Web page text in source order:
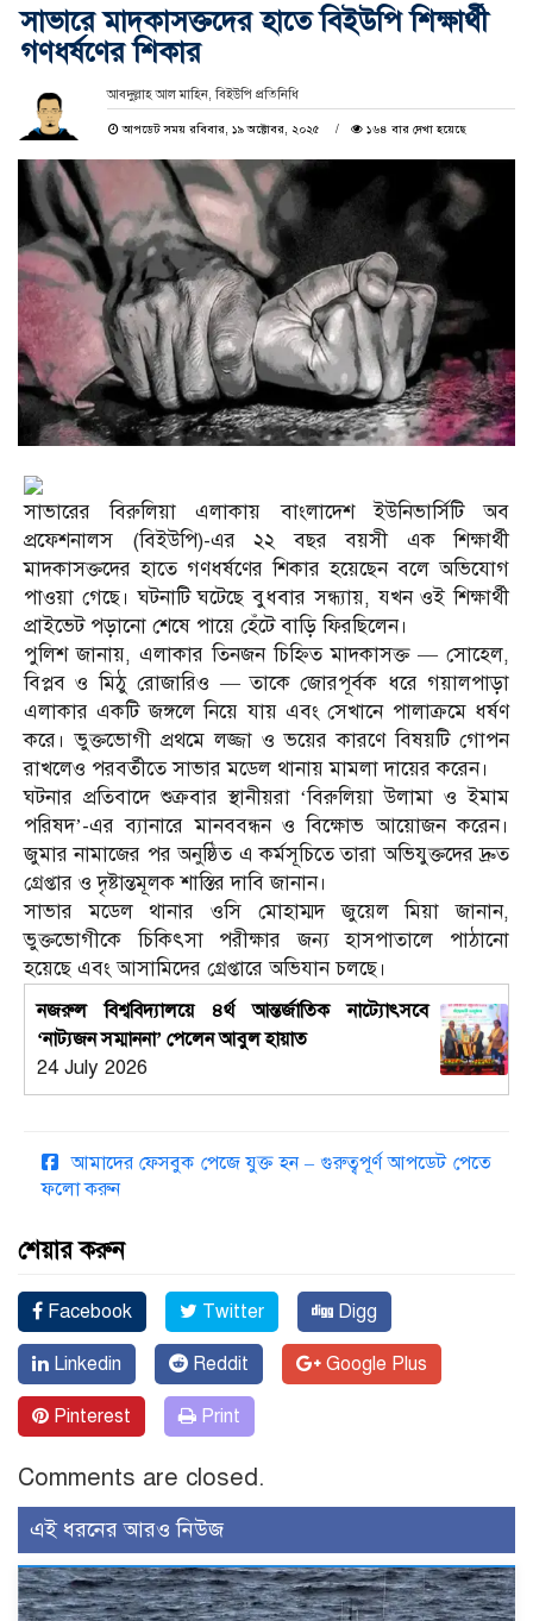
সাভারে মাদকাসক্তদের হাতে বিইউপি শিক্ষার্থী
গণধর্ষণের শিকার
আবদুল্লাহ আল মাহিন, বিইউপি প্রতিনিধি
আপডেট সময় রবিবার, ১৯ অক্টোবর, ২০২৫ ১৬৪ বার দেখা হয়েছে
সাভারের বিরুলিয়া এলাকায় বাংলাদেশ ইউনিভার্সিটি অব
প্রফেশনালস (বিইউপি)-এর ২২ বছর বয়সী এক শিক্ষার্থী
মাদকাসক্তদের হাতে গণধর্ষণের শিকার হয়েছেন বলে অভিযোগ
পাওয়া গেছে। ঘটনাটি ঘটেছে বুধবার সন্ধ্যায়, যখন ওই শিক্ষার্থী
প্রাইভেট পড়ানো শেষে পায়ে হেঁটে বাড়ি ফিরছিলেন।
পুলিশ জানায়, এলাকার তিনজন চিহ্নিত মাদকাসক্ত — সোহেল,
বিপ্লব ও মিঠু রোজারিও — তাকে জোরপূর্বক ধরে গয়ালপাড়া
এলাকার একটি জঙ্গলে নিয়ে যায় এবং সেখানে পালাক্রমে ধর্ষণ
করে। ভুক্তভোগী প্রথমে লজ্জা ও ভয়ের কারণে বিষয়টি গোপন
রাখলেও পরবর্তীতে সাভার মডেল থানায় মামলা দায়ের করেন।
ঘটনার প্রতিবাদে শুক্রবার স্থানীয়রা ‘বিরুলিয়া উলামা ও ইমাম
পরিষদ’-এর ব্যানারে মানববন্ধন ও বিক্ষোভ আয়োজন করেন।
জুমার নামাজের পর অনুষ্ঠিত এ কর্মসূচিতে তারা অভিযুক্তদের দ্রুত
গ্রেপ্তার ও দৃষ্টান্তমূলক শাস্তির দাবি জানান।
সাভার মডেল থানার ওসি মোহাম্মদ জুয়েল মিয়া জানান,
ভুক্তভোগীকে চিকিৎসা পরীক্ষার জন্য হাসপাতালে পাঠানো
হয়েছে এবং আসামিদের গ্রেপ্তারে অভিযান চলছে।
নজরুল বিশ্ববিদ্যালয়ে ৪র্থ আন্তর্জাতিক নাট্যোৎসবে
‘নাট্যজন সম্মাননা’ পেলেন আবুল হায়াত
24 July 2026
আমাদের ফেসবুক পেজে যুক্ত হন – গুরুত্বপূর্ণ আপডেট পেতে
ফলো করুন
শেয়ার করুন
Facebook Twitter Digg
Linkedin Reddit Google Plus
Pinterest Print
Comments are closed.
এই ধরনের আরও নিউজ